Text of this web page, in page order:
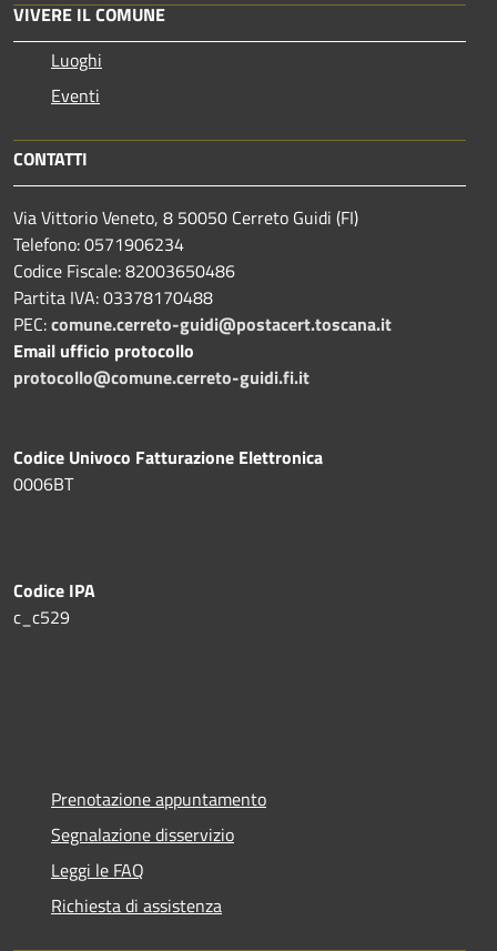
VIVERE IL COMUNE
Luoghi
Eventi
CONTATTI
Via Vittorio Veneto, 8 50050 Cerreto Guidi (FI)
Telefono: 0571906234
Codice Fiscale: 82003650486
Partita IVA: 03378170488
PEC:comune.cerreto-guidi@postacert.toscana.it
Email ufficio protocollo
protocollo@comune.cerreto-guidi.fi.it
Codice Univoco Fatturazione Elettronica
0006BT
Codice IPA
c_c529
Prenotazione appuntamento
Segnalazione disservizio
Leggi le FAQ
Richiesta di assistenza